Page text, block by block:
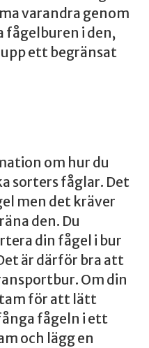
varandra genom
fågelburen i den,
ett begränsat
om hur du
sorters fåglar. Det
men det kräver
den. Du
din fågel i bur
är därför bra att
Om din
för att lätt
fågeln i ett
och lägg en